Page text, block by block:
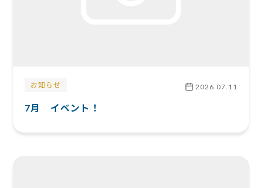
お知らせ 2026.07.11
7月 イベント！